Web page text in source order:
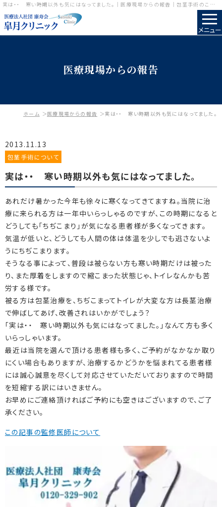
実は・・ 寒い時期以外も気にはなってました。｜医療現場からの報告｜包茎手術のことなら皐月クリニック
メニュー
医療現場からの報告
ホーム 医療現場からの報告 実は・・ 寒い時期以外も気にはなってました。
2013.11.13
包茎手術について
実は・・ 寒い時期以外も気にはなってました。
あれだけ暑かった今年も徐々に寒くなってきてますね。当院に治
療に来られる方は一年中いらっしゃるのですが、この時期になると
どうしても「ちぢこまり」が気になる患者様が多くなってきます。
気温が低いと、どうしても人間の体は体温を少しでも逃さないよ
うにちぢこまります。
そうなる事によって、普段は被らない方も寒い時期だけは被った
り、また厚着をしますので縮こまった状態じゃ、トイレなんかも苦
労する様です。
被る方は包茎治療を、ちぢこまってトイレが大変な方は長茎治療
で伸ばしてあげ、改善されはいかがでしょう？
「実は・・ 寒い時期以外も気にはなってました。」なんて方も多く
いらっしゃいます。
最近は当院を選んで頂ける患者様も多く、ご予約がなかなか取り
にくい場合もありますが、治療するかどうかを悩まれてる患者様
には誠心誠意を尽くして対応させていただいておりますので時間
を短縮する訳にはいきません。
お早めにご連絡頂ければご予約にも空きはございますので、ご了
承ください。
この記事の監修医師について